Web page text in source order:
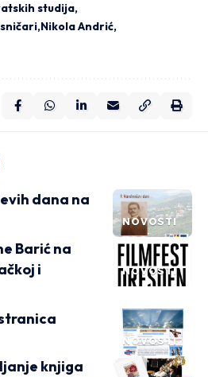
studija
Nikola Andrić
NOVOSTI
dana na
NOVOSTI
Barić na
i
NOVOSTI
knjiga